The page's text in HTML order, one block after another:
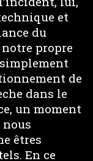
et
du
propre
de
dans le
un moment
êtres
En ce